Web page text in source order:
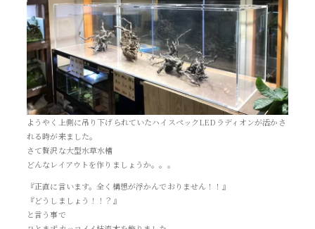
ようやく上側に吊り下げられていたハイスペックLEDラディオンが活かさ
れる時が来ました。
さて贅沢な大型水草水槽
どんなレイアウトを作りましょうか。。。
『正直に言います。全く構想が浮かんでおりません！！』
『どうしましょう！！？』
と言う事で